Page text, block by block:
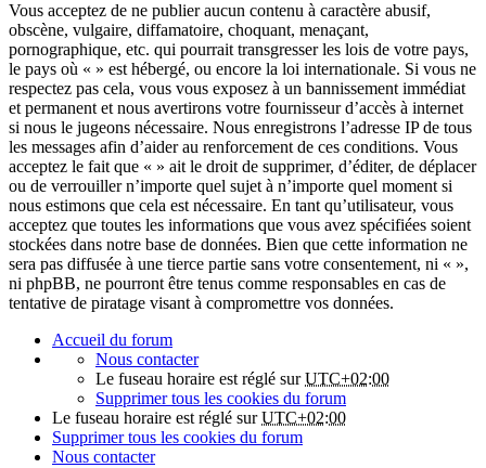
Vous acceptez de ne publier aucun contenu à caractère abusif,
obscène, vulgaire, diffamatoire, choquant, menaçant,
pornographique, etc. qui pourrait transgresser les lois de votre pays,
le pays où « » est hébergé, ou encore la loi internationale. Si vous ne
respectez pas cela, vous vous exposez à un bannissement immédiat
et permanent et nous avertirons votre fournisseur d’accès à internet
si nous le jugeons nécessaire. Nous enregistrons l’adresse IP de tous
les messages afin d’aider au renforcement de ces conditions. Vous
acceptez le fait que « » ait le droit de supprimer, d’éditer, de déplacer
ou de verrouiller n’importe quel sujet à n’importe quel moment si
nous estimons que cela est nécessaire. En tant qu’utilisateur, vous
acceptez que toutes les informations que vous avez spécifiées soient
stockées dans notre base de données. Bien que cette information ne
sera pas diffusée à une tierce partie sans votre consentement, ni « »,
ni phpBB, ne pourront être tenus comme responsables en cas de
tentative de piratage visant à compromettre vos données.
Accueil du forum
Nous contacter
Le fuseau horaire est réglé surUTC+02:00
Supprimer tous les cookies du forum
Le fuseau horaire est réglé surUTC+02:00
Supprimer tous les cookies du forum
Nous contacter